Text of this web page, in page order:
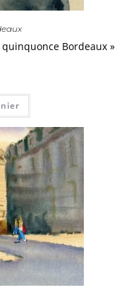
Bordeaux »